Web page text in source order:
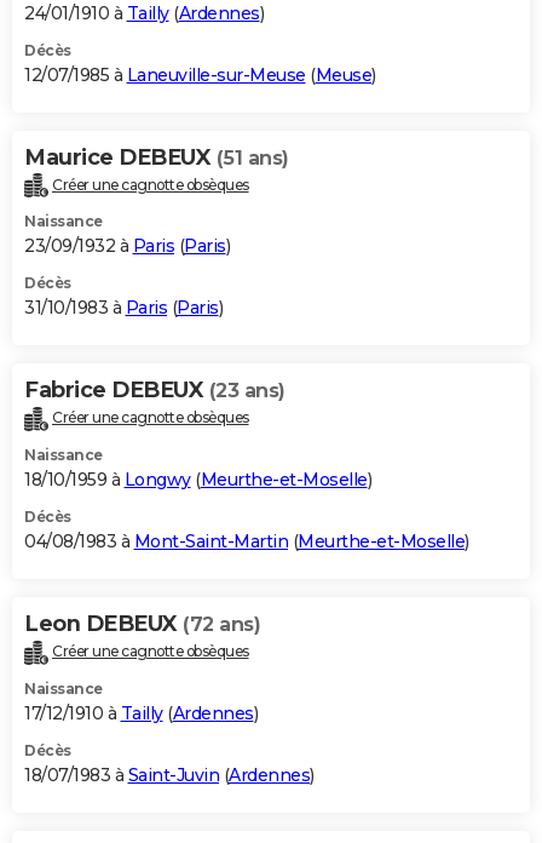
24/01/1910 à Tailly(Ardennes)
Décès
12/07/1985 à Laneuville-sur-Meuse (Meuse)
Maurice DEBEUX (51 ans)
Créer une cagnotte obsèques
Naissance
23/09/1932 à Paris (Paris)
Décès
31/10/1983 à Paris (Paris)
Fabrice DEBEUX (23 ans)
Créer une cagnotte obsèques
Naissance
18/10/1959 à Longwy(Meurthe-et-Moselle)
Décès
04/08/1983 à Mont-Saint-Martin (Meurthe-et-Moselle)
Leon DEBEUX (72 ans)
Créer une cagnotte obsèques
Naissance
17/12/1910 à Tailly(Ardennes)
Décès
18/07/1983 à Saint-Juvin (Ardennes)